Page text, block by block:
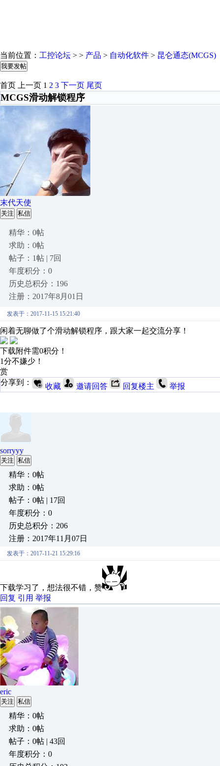
当前位置： 工控论坛 > > 产品 > 自动化软件 > 昆仑通态(MCGS)
我要发帖
首页 上一页 1 2 3 下一页 尾页
MCGS滑动解锁程序
末代天使
关注 私信
精华：0帖
求助：0帖
帖子：1帖 | 7回
年度积分：0
历史总积分：196
注册：2017年8月01日
发表于：2017-11-15 15:21:40
闲着无聊做了个滑动解锁程序，跟大家一起交流分享！
下载附件需0积分！
1分不嫌少！
赏
分享到：
收藏 邀请回答 回复楼主 举报
sorryyy
关注 私信
精华：0帖
求助：0帖
帖子：0帖 | 17回
年度积分：0
历史总积分：206
注册：2017年11月07日
发表于：2017-11-21 15:29:16
下载学习了，想法很不错，赞
回复 引用 举报
eric
关注 私信
精华：0帖
求助：0帖
帖子：0帖 | 43回
年度积分：0